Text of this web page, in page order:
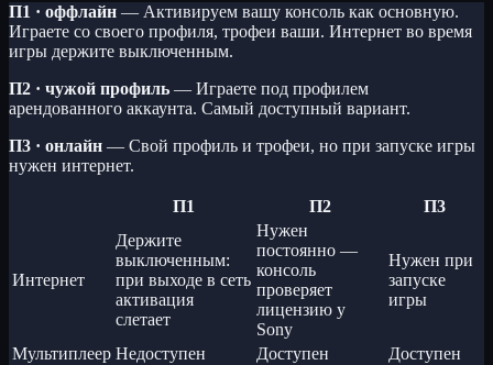
П1 · оффлайн — Активируем вашу консоль как основную.
Играете со своего профиля, трофеи ваши. Интернет во время
игры держите выключенным.
П2 · чужой профиль — Играете под профилем
арендованного аккаунта. Самый доступный вариант.
П3 · онлайн — Свой профиль и трофеи, но при запуске игры
нужен интернет.
П1 П2 П3
Интернет
Держите
выключенным:
при выходе в сеть
активация
слетает
Нужен
постоянно —
консоль
проверяет
лицензию у
Sony
Нужен при
запуске
игры
Мультиплеер Недоступен Доступен Доступен